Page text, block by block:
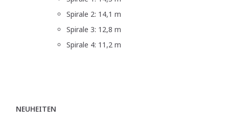
Spirale 2: 14,1 m
Spirale 3: 12,8 m
Spirale 4: 11,2 m
NEUHEITEN